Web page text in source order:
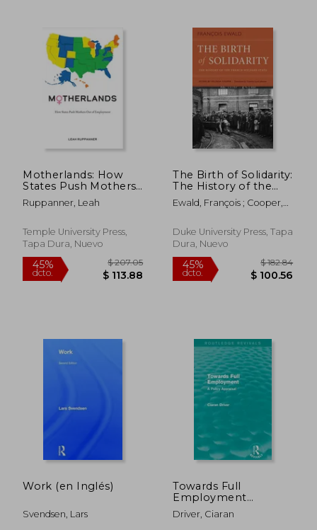
$ 139.47
Motherlands: How
States Push Mothers
Out of Employment
(en Inglés)
Ruppanner, Leah
Temple University Press,
Tapa Dura, Nuevo
The Birth of Solidarity:
The History of the
French Welfare State
(en Inglés)
Ewald, François ; Cooper,
Scott
Duke University Press, Tapa
Dura, Nuevo
Work (en Inglés)
Svendsen, Lars
Towards Full
Employment
(Routledge Revivals):
A Policy Appraisal (en
Driver, Ciaran